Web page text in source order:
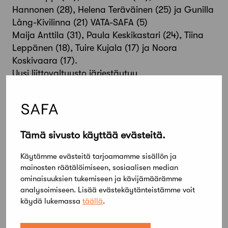
Tämä sivusto käyttää evästeitä.
Käytämme evästeitä tarjoamamme sisällön ja
mainosten räätälöimiseen, sosiaalisen median
ominaisuuksien tukemiseen ja kävijämäärämme
analysoimiseen. Lisää evästekäytänteistämme voit
käydä lukemassa täällä.
Hannonen (28), Helena Teräväinen (25) ja Gunilla
Lång-Kivilinna (21) VATA-SAFA (5)
Maija Anttila (31), Paula Keskikastari (24), Tiina
Leppänen (18), Tuire Kujala (17) ja Noora
Koskivaara (17).
Uusi liittovaltuusto järjestäytyy
Takaisin